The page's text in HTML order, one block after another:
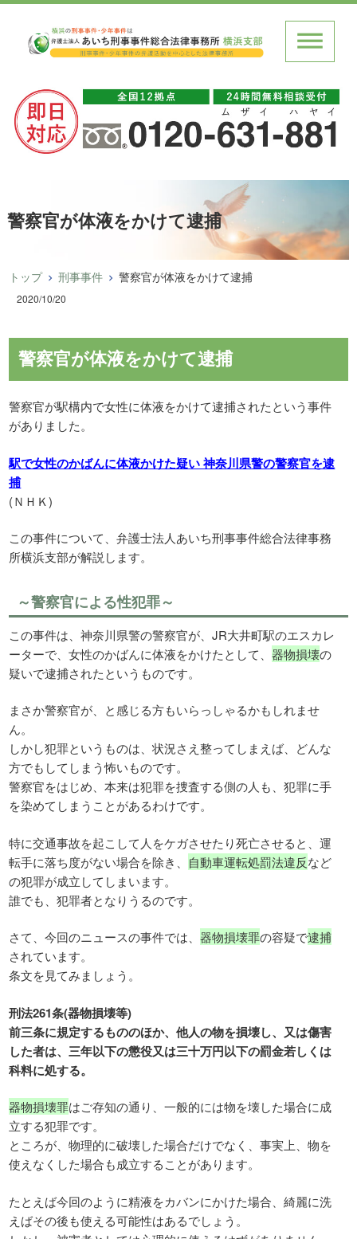
警察官が体液をかけて逮捕
トップ 刑事事件 警察官が体液をかけて逮捕
2020/10/20
警察官が体液をかけて逮捕
警察官が駅構内で女性に体液をかけて逮捕されたという事件
がありました。
駅で女性のかばんに体液かけた疑い 神奈川県警の警察官を逮
捕
(ＮＨＫ)
この事件について、弁護士法人あいち刑事事件総合法律事務
所横浜支部が解説します。
～警察官による性犯罪～
この事件は、神奈川県警の警察官が、JR大井町駅のエスカレ
ーターで、女性のかばんに体液をかけたとして、器物損壊の
疑いで逮捕されたというものです。
まさか警察官が、と感じる方もいらっしゃるかもしれませ
ん。
しかし犯罪というものは、状況さえ整ってしまえば、どんな
方でもしてしまう怖いものです。
警察官をはじめ、本来は犯罪を捜査する側の人も、犯罪に手
を染めてしまうことがあるわけです。
特に交通事故を起こして人をケガさせたり死亡させると、運
転手に落ち度がない場合を除き、 自動車運転処罰法違反など
の犯罪が成立してしまいます。
誰でも、犯罪者となりうるのです。
さて、今回のニュースの事件では、器物損壊罪の容疑で逮捕
されています。
条文を見てみましょう。
刑法261条(器物損壊等)
前三条に規定するもののほか、他人の物を損壊し、又は傷害
した者は、三年以下の懲役又は三十万円以下の罰金若しくは
科料に処する。
器物損壊罪はご存知の通り、一般的には物を壊した場合に成
立する犯罪です。
ところが、物理的に破壊した場合だけでなく、事実上、物を
使えなくした場合も成立することがあります。
たとえば今回のように精液をカバンにかけた場合、綺麗に洗
えばその後も使える可能性はあるでしょう。